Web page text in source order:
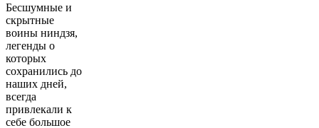
Бесшумные и
скрытные
воины ниндзя,
легенды о
которых
сохранились до
наших дней,
всегда
привлекали к
себе большое